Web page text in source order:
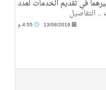
في تقديم الخدمات لعدد
.. التفاصيل
13/08/2019